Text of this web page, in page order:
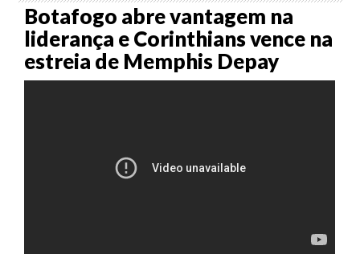
Botafogo abre vantagem na
liderança e Corinthians vence na
estreia de Memphis Depay